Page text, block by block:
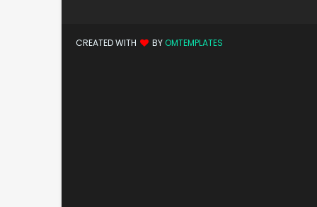
CREATED WITH BY OMTEMPLATES